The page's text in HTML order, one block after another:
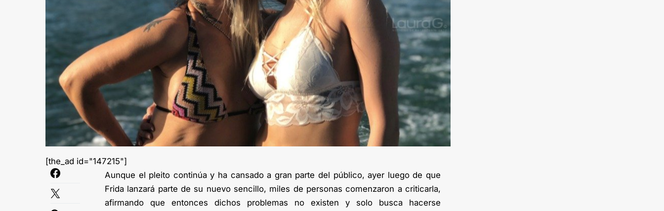
[the_ad id="147215"]
Aunque el pleito continúa y ha cansado a gran parte del público, ayer luego de que
Frida lanzará parte de su nuevo sencillo, miles de personas comenzaron a criticarla,
afirmando que entonces dichos problemas no existen y solo busca hacerse